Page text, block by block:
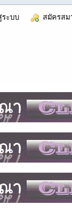
ระบบ สมัครสม